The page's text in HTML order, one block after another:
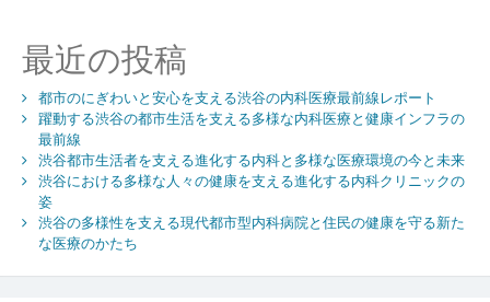
シ
ョ
ン
最近の投稿
都市のにぎわいと安心を支える渋谷の内科医療最前線レポート
躍動する渋谷の都市生活を支える多様な内科医療と健康インフラの
最前線
渋谷都市生活者を支える進化する内科と多様な医療環境の今と未来
渋谷における多様な人々の健康を支える進化する内科クリニックの
姿
渋谷の多様性を支える現代都市型内科病院と住民の健康を守る新た
な医療のかたち